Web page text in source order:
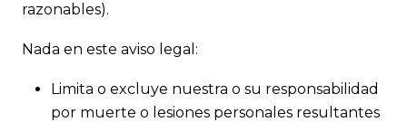
razonables).
Nada en este aviso legal:
Limita o excluye nuestra o su responsabilidad
por muerte o lesiones personales resultantes